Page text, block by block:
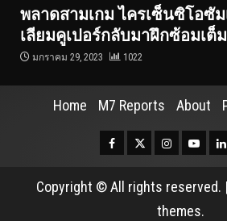
พลาดสามเกม ไครเซ็นซิโอซั
เลียมคูเปอร์กลับมาฝึกซ้อมเต็
มกราคม 29, 2023 1022
Home M7 Reports About
Facebook
TwitterInstagram
Copyright © All rights reserved. |
themes.